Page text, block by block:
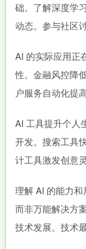
础。了解深度学
动态。参与社区
AI 的实际应用正
性。金融风控降
户服务自动化提
AI 工具提升个人
开发。搜索工具
计工具激发创意灵
理解 AI 的能力
而非万能解决方
技术发展。技术